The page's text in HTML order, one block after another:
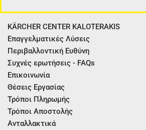
KÄRCHER CENTER KALOTERAKIS
Επαγγελματικές Λύσεις
Περιβαλλοντική Ευθύνη
Συχνές ερωτήσεις - FAQs
Επικοινωνία
Θέσεις Εργασίας
Τρόποι Πληρωμής
Τρόποι Αποστολής
Ανταλλακτικά